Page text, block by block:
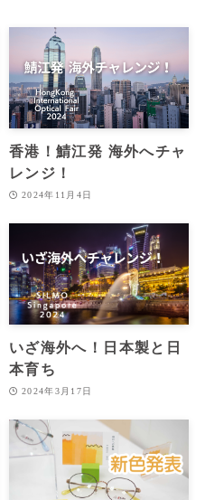
香港！鯖江発 海外へチャ
レンジ！
2024年11月4日
いざ海外へ！日本製と日
本育ち
2024年3月17日